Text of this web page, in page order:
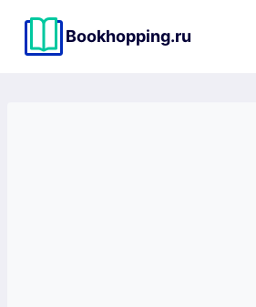
содержимому
Bookhopping.ru